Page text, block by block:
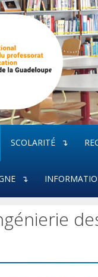
SCOLARITÉ